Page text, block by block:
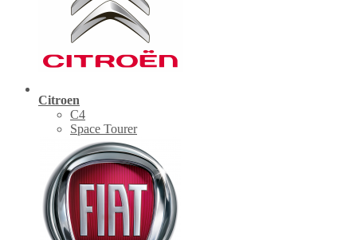
Citroen
C4
Space Tourer